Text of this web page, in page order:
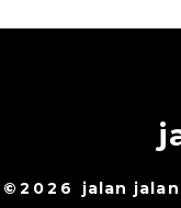
©2026 jalan jalan